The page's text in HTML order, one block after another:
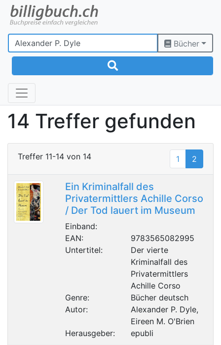
Bücher
14 Treffer gefunden
Treffer 11-14 von 14 1 2
Ein Kriminalfall des
Privatermittlers Achille Corso
/ Der Tod lauert im Museum
Einband:
EAN:
9783565082995
Untertitel:
Der vierte
Kriminalfall des
Privatermittlers
Achille Corso
Genre:
Bücher deutsch
Autor:
Alexander P. Dyle,
Eireen M. O'Brien
Herausgeber:
epubli